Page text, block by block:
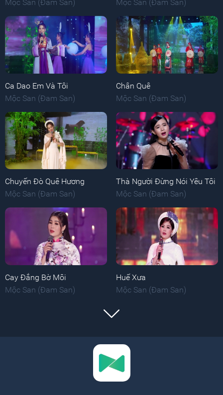
Mộc San (Đam San)
Mộc San (Đam San)
Ca Dao Em Và Tôi
Mộc San (Đam San)
Chân Quê
Mộc San (Đam San)
Chuyến Đò Quê Hương
Mộc San (Đam San)
Thà Người Đừng Nói Yêu Tôi
Mộc San (Đam San)
Cay Đắng Bờ Môi
Mộc San (Đam San)
Huế Xưa
Mộc San (Đam San)